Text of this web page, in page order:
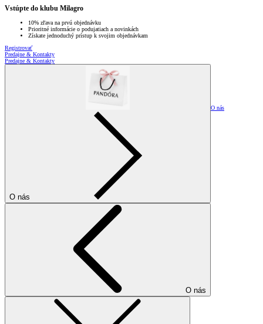
Vstúpte do klubu Milagro
10% zľava na prvú objednávku
Prioritné informácie o podujatiach a novinkách
Získate jednoduchý prístup k svojim objednávkam
Registrovať
Predajne & Kontakty
Predajne & Kontakty
O nás
O nás
O nás